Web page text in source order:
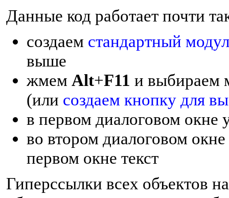
Данные код работает почти
создаем стандартный
выше
жмем Alt+F11 и выбираем
(или создаем кнопку для
в первом диалоговом окне
во втором диалоговом
первом окне текст
Гиперссылки всех объектов